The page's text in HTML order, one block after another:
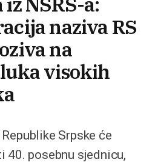
naziva RS
na
visokih
Srpske će
40. posebnu sjednicu,